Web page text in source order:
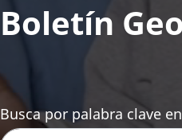
Boletín
Busca por palabra clave